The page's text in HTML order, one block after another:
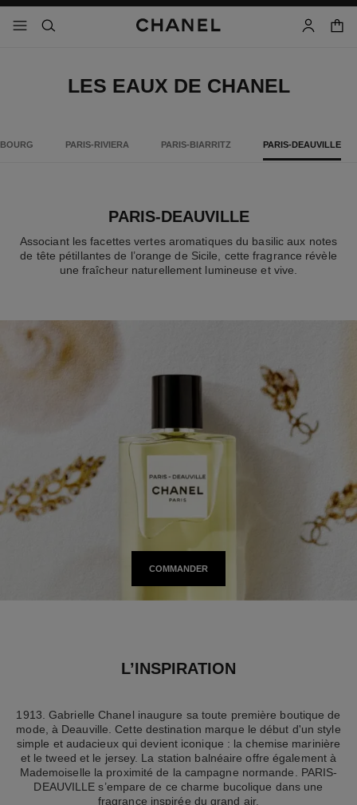
menu principal de navigation
- navigation principale
rechercher mon
panier
LES EAUX DE CHANEL
PARIS-RIVIERA PARIS-BIARRITZ PARIS-DEAUVILLE
PARIS-DEAUVILLE
Associant les facettes vertes aromatiques du basilic aux notes
de tête pétillantes de l’orange de Sicile, cette fragrance révèle
une fraîcheur naturellement lumineuse et vive.
COMMANDER
L’INSPIRATION
1913. Gabrielle Chanel inaugure sa toute première boutique de
mode, à Deauville. Cette destination marque le début d'un style
simple et audacieux qui devient iconique : la chemise marinière
et le tweed et le jersey. La station balnéaire offre également à
Mademoiselle la proximité de la campagne normande. PARIS-
DEAUVILLE s’empare de ce charme bucolique dans une
fragrance inspirée du grand air.